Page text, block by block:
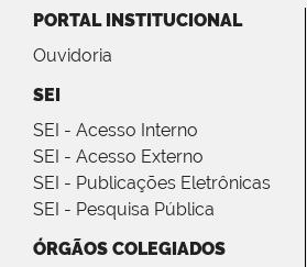
PORTAL INSTITUCIONAL
Ouvidoria
SEI
SEI - Acesso Interno
SEI - Acesso Externo
SEI - Publicações Eletrônicas
SEI - Pesquisa Pública
ÓRGÃOS COLEGIADOS